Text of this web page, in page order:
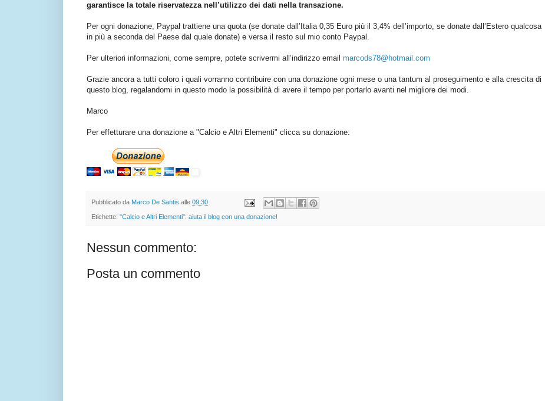
garantisce la totale riservatezza nell’utilizzo dei dati nella transazione.
Per ogni donazione, Paypal trattiene una quota (se donate dall’Italia 0,35 Euro più il 3,4% dell’importo, se donate dall’Estero qualcosa
in più a seconda del Paese dal quale donate) e versa il resto sul mio conto Paypal.
Per ulteriori informazioni, come sempre, potete scrivermi all’indirizzo email marcods78@hotmail.com
Grazie ancora a tutti coloro i quali vorranno contribuire con una donazione ogni mese o una tantum al proseguimento e alla crescita di
questo blog, regalandomi in questo modo la possibilità di avere il tempo per portarlo avanti nel migliore dei modi.
Marco
Per effetturare una donazione a "Calcio e Altri Elementi" clicca su donazione:
Pubblicato da Marco De Santis alle 09:30
Etichette: "Calcio e Altri Elementi": aiuta il blog con una donazione!
Nessun commento:
Posta un commento